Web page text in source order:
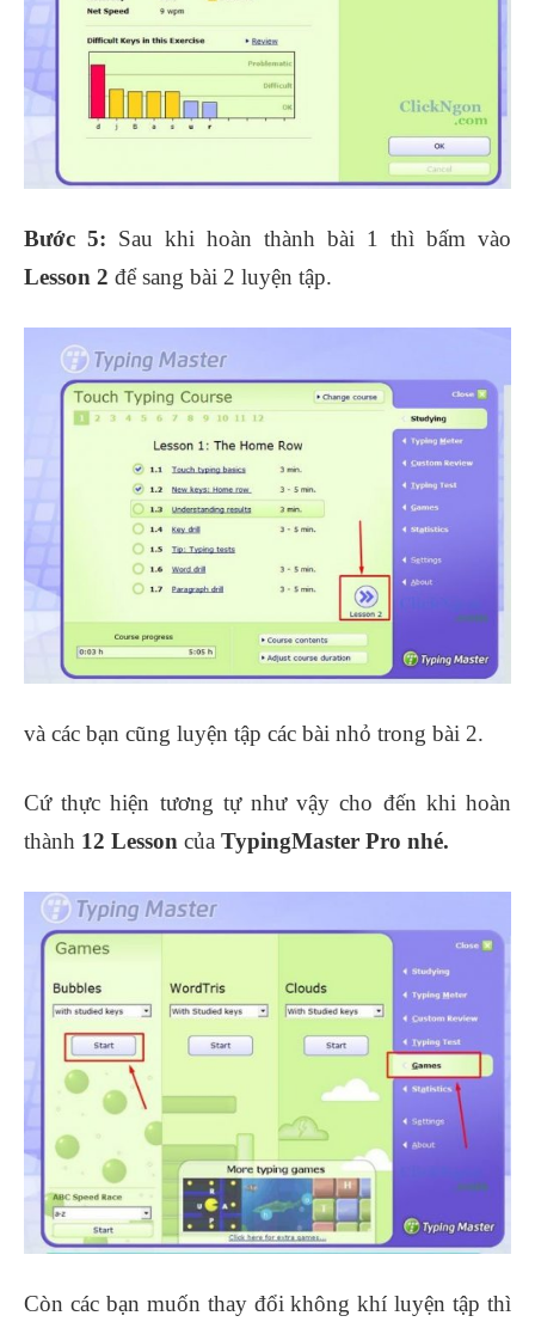
Bước 5: Sau khi hoàn thành bài 1 thì bấm vào
Lesson 2 để sang bài 2 luyện tập.
và các bạn cũng luyện tập các bài nhỏ trong bài 2.
Cứ thực hiện tương tự như vậy cho đến khi hoàn
thành 12 Lesson của TypingMaster Pro nhé.
Còn các bạn muốn thay đổi không khí luyện tập thì